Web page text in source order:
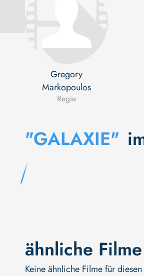
Gregory
Markopoulos
Regie
"GALAXIE"
ähnliche Filme
Keine ähnliche Filme für